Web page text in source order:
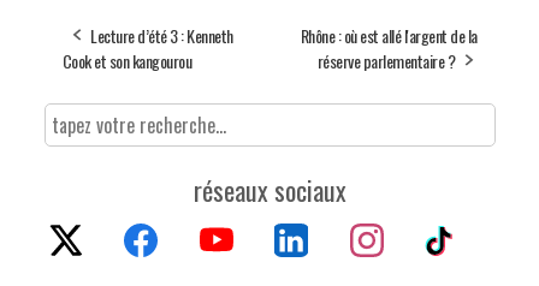
Lecture d’été 3 : Kenneth
Cook et son kangourou
Rhône : où est allé l'argent de la
réserve parlementaire ?
réseaux sociaux